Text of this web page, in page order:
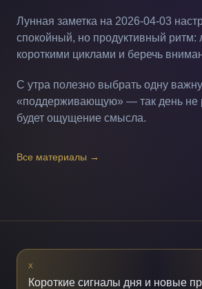
Лунная заметка на 2026-04-03
спокойный, но продуктивный ритм:
короткими циклами и беречь
С утра полезно выбрать одну
«поддерживающую» — так день не
будет ощущение смысла.
Все материалы →
X
Короткие сигналы дня и новые